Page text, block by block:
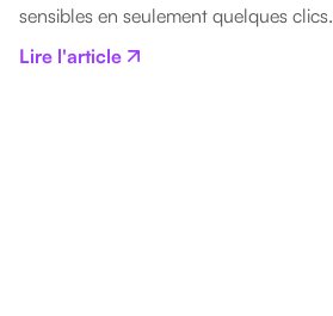
sensibles en seulement quelques clics.
Lire l'article